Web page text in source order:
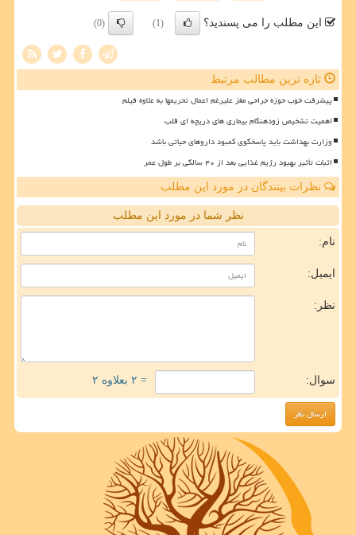
این مطلب را می پسندید؟ (1)
(0)
تازه ترین مطالب مرتبط
پیشرفت خوب حوزه جراحی مغز علیرغم اعمال تحریمها به علاوه فیلم
اهمیت تشخیص زودهنگام بیماری های دریچه ای قلب
وزارت بهداشت باید پاسخگوی کمبود داروهای حیاتی باشد
اثبات تأثیر بهبود رژیم غذایی بعد از ۴۰ سالگی بر طول عمر
نظرات بینندگان در مورد این مطلب
نظر شما در مورد این مطلب
نام:
ایمیل:
نظر:
سوال: = ۲ بعلاوه ۲